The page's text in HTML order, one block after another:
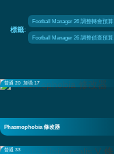
標籤:
Football Manager 26 調整轉會預算
Football Manager 26 調整偵查預算
普通 20 加强 17
Phasmophobia 修改器
普通 33